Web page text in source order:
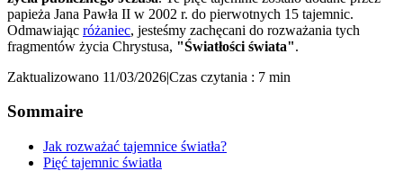
papieża Jana Pawła II w 2002 r. do pierwotnych 15 tajemnic.
Odmawiając różaniec, jesteśmy zachęcani do rozważania tych
fragmentów życia Chrystusa, "Światłości świata".
Zaktualizowano 11/03/2026|Czas czytania : 7 min
Sommaire
Jak rozważać tajemnice światła?
Pięć tajemnic światła